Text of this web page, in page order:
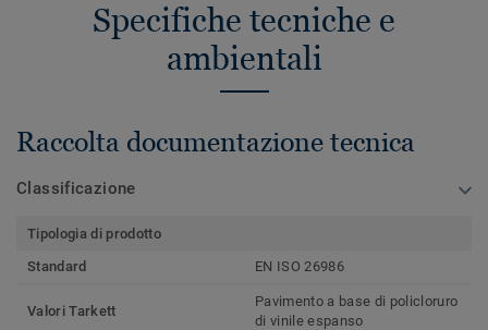
Specifiche tecniche e
ambientali
Raccolta documentazione tecnica
Classificazione
Tipologia di prodotto
Standard
EN ISO 26986
Valori Tarkett
Pavimento a base di policloruro
di vinile espanso